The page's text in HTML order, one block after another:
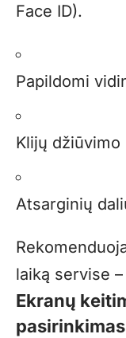
Face ID).
Papildomi
Klijų džiūvimo
Atsarginių
laiką servise
Ekranų
pasirinkimas